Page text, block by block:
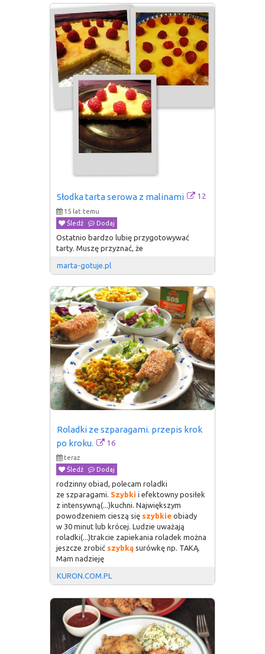
Słodka tarta serowa z malinami 12
15 lat temu
Śledź
Dodaj
Ostatnio bardzo lubię przygotowywać
tarty. Muszę przyznać, że
marta-gotuje.pl
Roladki ze szparagami. przepis krok
po kroku.
16
teraz
Śledź
Dodaj
rodzinny obiad, polecam roladki
ze szparagami. Szybki i efektowny posiłek
z intensywną(...)kuchni. Największym
powodzeniem cieszą się szybkie obiady
w 30 minut lub krócej. Ludzie uważają
roladki(...)trakcie zapiekania roladek można
jeszcze zrobić szybką surówkę np. TAKĄ.
Mam nadzieję
KURON.COM.PL